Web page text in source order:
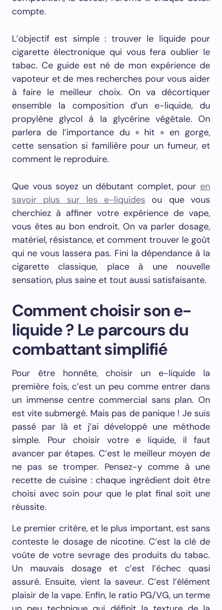
compte.
L’objectif est simple : trouver le liquide pour
cigarette électronique qui vous fera oublier le
tabac. Ce guide est né de mon expérience de
vapoteur et de mes recherches pour vous aider
à faire le meilleur choix. On va décortiquer
ensemble la composition d’un e-liquide, du
propylène glycol à la glycérine végétale. On
parlera de l’importance du « hit » en gorge,
cette sensation si familière pour un fumeur, et
comment le reproduire.
Que vous soyez un débutant complet, pour en
savoir plus sur les e-liquides ou que vous
cherchiez à affiner votre expérience de vape,
vous êtes au bon endroit. On va parler dosage,
matériel, résistance, et comment trouver le goût
qui ne vous lassera pas. Fini la dépendance à la
cigarette classique, place à une nouvelle
sensation, plus saine et tout aussi satisfaisante.
Comment choisir son e-
liquide ? Le parcours du
combattant simplifié
Pour être honnête, choisir un e-liquide la
première fois, c’est un peu comme entrer dans
un immense centre commercial sans plan. On
est vite submergé. Mais pas de panique ! Je suis
passé par là et j’ai développé une méthode
simple. Pour choisir votre e liquide, il faut
avancer par étapes. C’est le meilleur moyen de
ne pas se tromper. Pensez-y comme à une
recette de cuisine : chaque ingrédient doit être
choisi avec soin pour que le plat final soit une
réussite.
Le premier critère, et le plus important, est sans
conteste le dosage de nicotine. C’est la clé de
voûte de votre sevrage des produits du tabac.
Un mauvais dosage et c’est l’échec quasi
assuré. Ensuite, vient la saveur. C’est l’élément
plaisir de la vape. Enfin, le ratio PG/VG, un terme